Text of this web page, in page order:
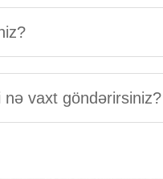
nə vaxt göndərirsiniz?